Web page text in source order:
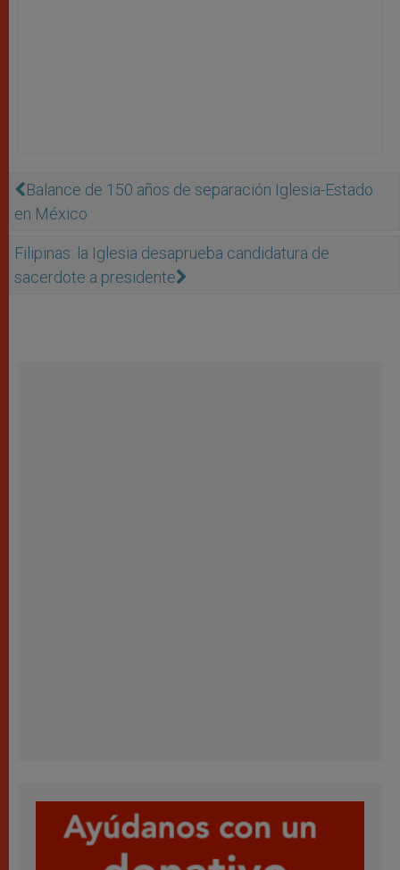
Balance de 150 años de separación Iglesia-Estado
en México
Filipinas: la Iglesia desaprueba candidatura de
sacerdote a presidente